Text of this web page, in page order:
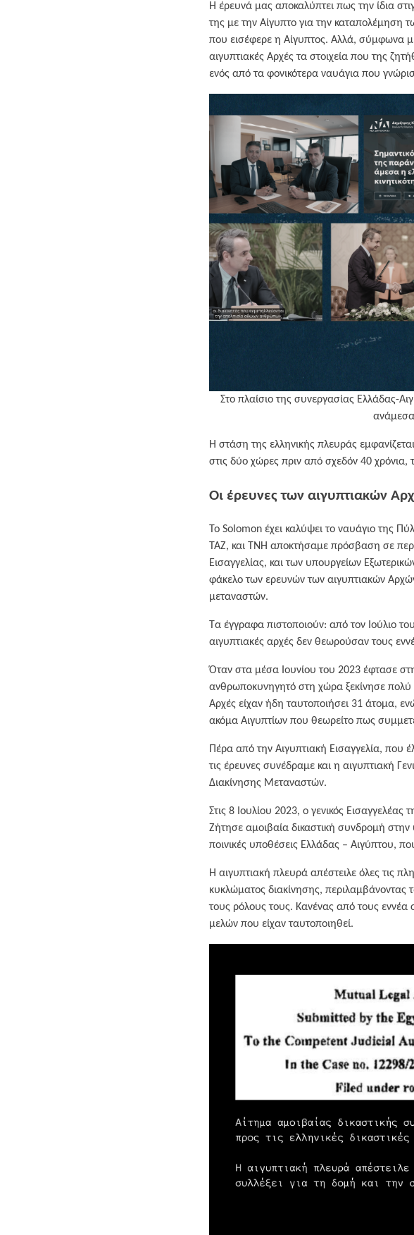
Η έρευνά μας αποκαλύπτει πως την ίδια
της με την Αίγυπτο για την καταπολέμηση
που εισέφερε η Αίγυπτος. Αλλά, σύμφωνα
αιγυπτιακές Αρχές τα στοιχεία που της
ενός από τα φονικότερα ναυάγια που
Στο πλαίσιο της συνεργασίας Ελλάδας-
Η στάση της ελληνικής πλευράς
στις δύο χώρες πριν από σχεδόν 40 χρόνια,
Οι έρευνες των αιγυπτιακών
Το Solomon έχει καλύψει το ναυάγιο της
TAZ, και TNH αποκτήσαμε πρόσβαση σε
Εισαγγελίας, και των υπουργείων
φάκελο των ερευνών των αιγυπτιακών
μεταναστών.
Τα έγγραφα πιστοποιούν: από τον Ιούλιο
αιγυπτιακές αρχές δεν θεωρούσαν τους
Όταν στα μέσα Ιουνίου του 2023 έφτασε
ανθρωποκυνηγητό στη χώρα ξεκίνησε πολύ
Αρχές είχαν ήδη ταυτοποιήσει 31 άτομα,
ακόμα Αιγυπτίων που θεωρείτο πως
Πέρα από την Αιγυπτιακή Εισαγγελία, που
τις έρευνες συνέδραμε και η αιγυπτιακή
Διακίνησης Μεταναστών.
Στις 8 Ιουλίου 2023, ο γενικός Εισαγγελέας
Ζήτησε αμοιβαία δικαστική συνδρομή
ποινικές υποθέσεις Ελλάδας – Αιγύπτου,
Η αιγυπτιακή πλευρά απέστειλε όλες τις
κυκλώματος διακίνησης, περιλαμβάνοντας
τους ρόλους τους. Κανένας από τους εννέα
μελών που είχαν ταυτοποιηθεί.